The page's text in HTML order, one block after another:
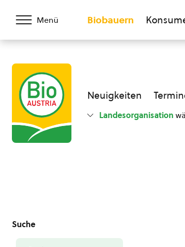
Menü Biobauern
Neuigkeiten
Landesorganisation